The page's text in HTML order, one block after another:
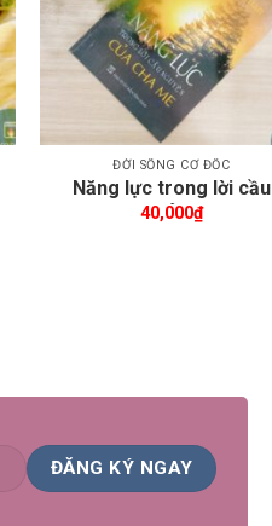
ĐỜI SỐNG CƠ ĐỐC
Năng lực trong lời cầu
nguyện của cha mẹ
40,000₫